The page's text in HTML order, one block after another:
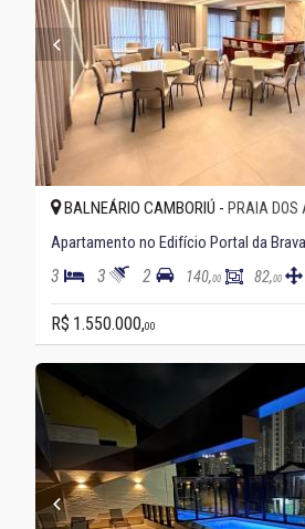
BALNEÁRIO CAMBORIÚ - PRAIA DOS
Apartamento no Edifício Portal da Brava
3 3 2 140,00 82,00
R$ 1.550.000,00